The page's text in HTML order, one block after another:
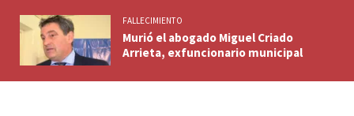
FALLECIMIENTO
Murió el abogado Miguel Criado
Arrieta, exfuncionario municipal